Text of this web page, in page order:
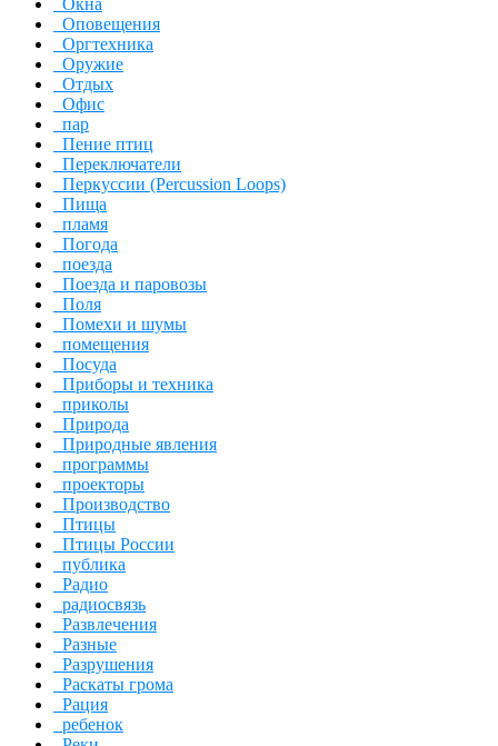
Оповещения
Оргтехника
Оружие
Отдых
Офис
пар
Пение птиц
Переключатели
Перкуссии (Percussion Loops)
Пища
пламя
Погода
поезда
Поезда и паровозы
Поля
Помехи и шумы
помещения
Посуда
Приборы и техника
приколы
Природа
Природные явления
программы
проекторы
Производство
Птицы
Птицы России
публика
Радио
радиосвязь
Развлечения
Разные
Разрушения
Раскаты грома
Рация
ребенок